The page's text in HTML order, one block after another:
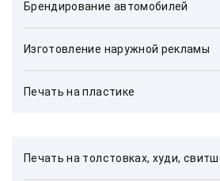
Брендирование автомобилей
Изготовление наружной рекламы
Печать на пластике
Печать на толстовках, худи,